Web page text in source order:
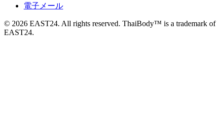
電子メール
© 2026 EAST24. All rights reserved. ThaiBody™ is a trademark of
EAST24.